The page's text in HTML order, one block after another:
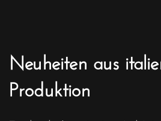
Neuheiten aus
Produktion